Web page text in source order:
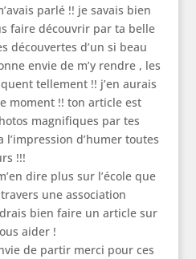
parlé !! je savais bien
faire découvrir par ta belle
découvertes d’un si beau
envie de m’y rendre , les
tellement !! j’en aurais
moment !! ton article est
magnifiques par tes
l’impression d’humer toutes
!!!
dire plus sur l’école que
une association
bien faire un article sur
aider !
de partir merci pour ces